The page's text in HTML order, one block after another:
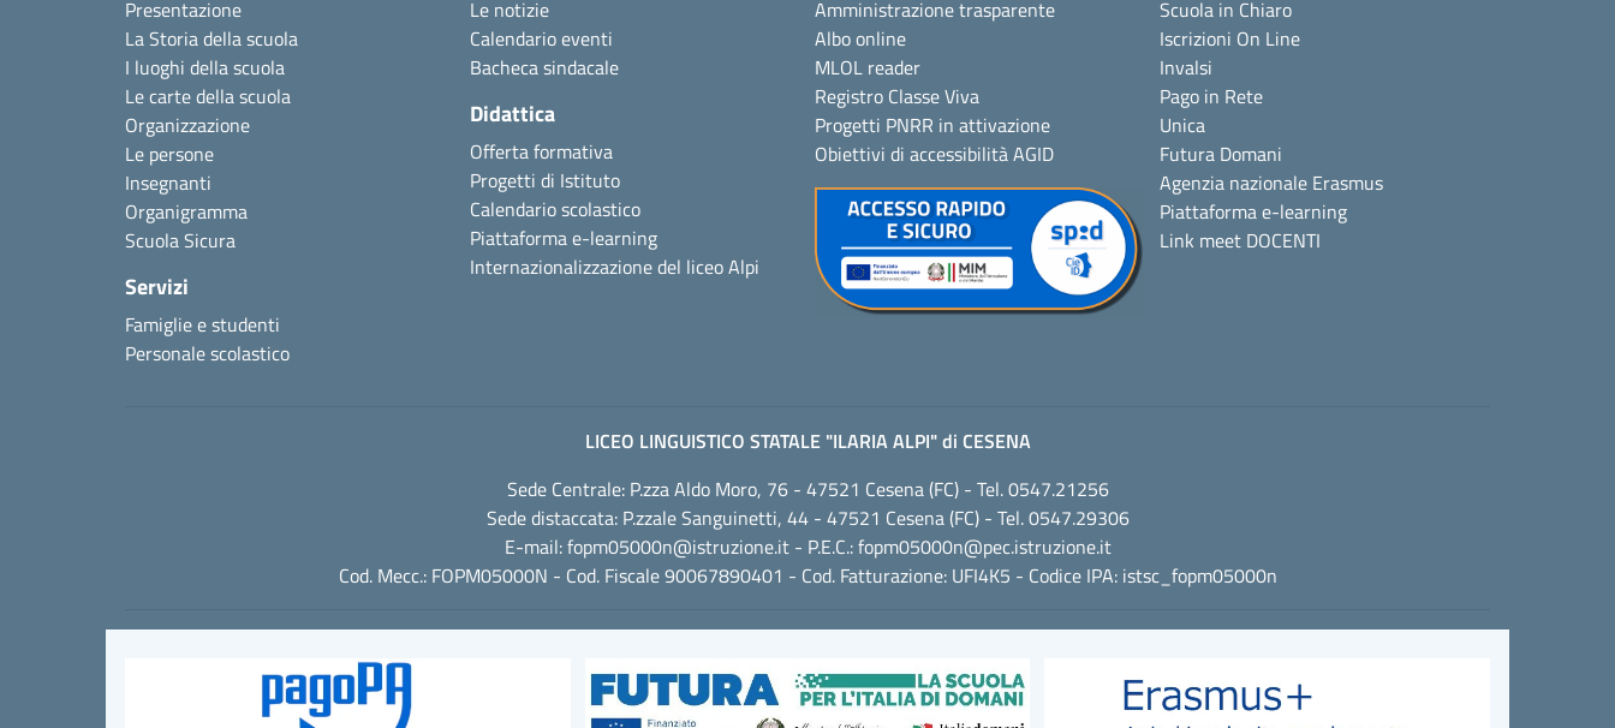
Presentazione
La Storia della scuola
I luoghi della scuola
Le carte della scuola
Organizzazione
Le persone
Insegnanti
Organigramma
Scuola Sicura
Servizi
Famiglie e studenti
Personale scolastico
Le notizie
Calendario eventi
Bacheca sindacale
Didattica
Offerta formativa
Progetti di Istituto
Calendario scolastico
Piattaforma e-learning
Internazionalizzazione del liceo Alpi
Amministrazione trasparente
Albo online
MLOL reader
Registro Classe Viva
Progetti PNRR in attivazione
Obiettivi di accessibilità AGID
Scuola in Chiaro
Iscrizioni On Line
Invalsi
Pago in Rete
Unica
Futura Domani
Agenzia nazionale Erasmus
Piattaforma e-learning
Link meet DOCENTI
LICEO LINGUISTICO STATALE "ILARIA ALPI" di CESENA
Sede Centrale: P.zza Aldo Moro, 76 - 47521 Cesena (FC) - Tel. 0547.21256
Sede distaccata: P.zzale Sanguinetti, 44 - 47521 Cesena (FC) - Tel. 0547.29306
E-mail:fopm05000n@istruzione.it- P.E.C.:fopm05000n@pec.istruzione.it
Cod. Mecc.: FOPM05000N - Cod. Fiscale 90067890401 - Cod. Fatturazione: UFI4K5 - Codice IPA: istsc_fopm05000n